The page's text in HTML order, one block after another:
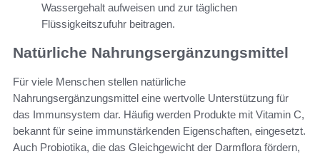
Wassergehalt aufweisen und zur täglichen
Flüssigkeitszufuhr beitragen.
Natürliche Nahrungsergänzungsmittel
Für viele Menschen stellen natürliche
Nahrungsergänzungsmittel eine wertvolle Unterstützung für
das Immunsystem dar. Häufig werden Produkte mit Vitamin C,
bekannt für seine immunstärkenden Eigenschaften, eingesetzt.
Auch Probiotika, die das Gleichgewicht der Darmflora fördern,